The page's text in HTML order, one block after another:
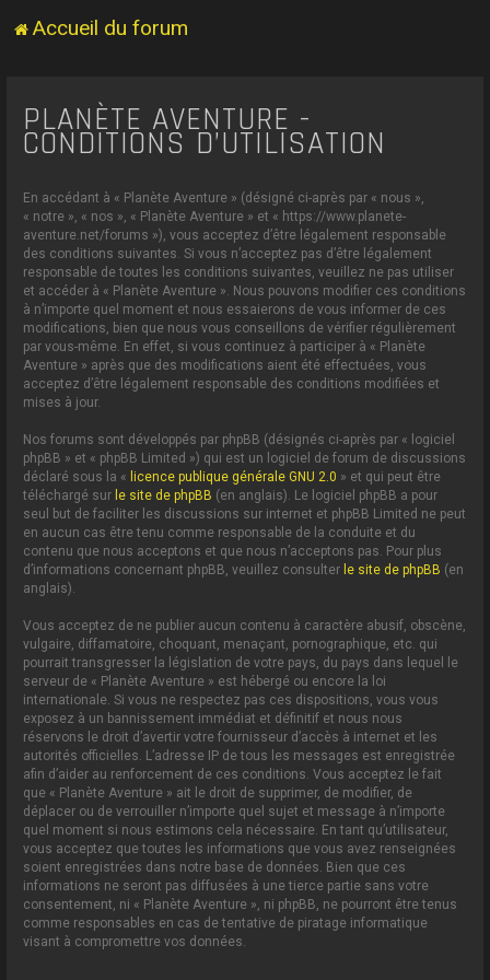
Accueil du forum
PLANÈTE AVENTURE -
CONDITIONS D’UTILISATION
En accédant à « Planète Aventure » (désigné ci-après par « nous »,
« notre », « nos », « Planète Aventure » et « https://www.planete-
aventure.net/forums »), vous acceptez d’être légalement responsable
des conditions suivantes. Si vous n’acceptez pas d’être légalement
responsable de toutes les conditions suivantes, veuillez ne pas utiliser
et accéder à « Planète Aventure ». Nous pouvons modifier ces conditions
à n’importe quel moment et nous essaierons de vous informer de ces
modifications, bien que nous vous conseillons de vérifier régulièrement
par vous-même. En effet, si vous continuez à participer à « Planète
Aventure » après que des modifications aient été effectuées, vous
acceptez d’être légalement responsable des conditions modifiées et
mises à jour.
Nos forums sont développés par phpBB (désignés ci-après par « logiciel
phpBB » et « phpBB Limited ») qui est un logiciel de forum de discussions
déclaré sous la « licence publique générale GNU 2.0 » et qui peut être
téléchargé sur le site de phpBB (en anglais). Le logiciel phpBB a pour
seul but de faciliter les discussions sur internet et phpBB Limited ne peut
en aucun cas être tenu comme responsable de la conduite et du
contenu que nous acceptons et que nous n’acceptons pas. Pour plus
d’informations concernant phpBB, veuillez consulter le site de phpBB (en
anglais).
Vous acceptez de ne publier aucun contenu à caractère abusif, obscène,
vulgaire, diffamatoire, choquant, menaçant, pornographique, etc. qui
pourrait transgresser la législation de votre pays, du pays dans lequel le
serveur de « Planète Aventure » est hébergé ou encore la loi
internationale. Si vous ne respectez pas ces dispositions, vous vous
exposez à un bannissement immédiat et définitif et nous nous
réservons le droit d’avertir votre fournisseur d’accès à internet et les
autorités officielles. L’adresse IP de tous les messages est enregistrée
afin d’aider au renforcement de ces conditions. Vous acceptez le fait
que « Planète Aventure » ait le droit de supprimer, de modifier, de
déplacer ou de verrouiller n’importe quel sujet et message à n’importe
quel moment si nous estimons cela nécessaire. En tant qu’utilisateur,
vous acceptez que toutes les informations que vous avez renseignées
soient enregistrées dans notre base de données. Bien que ces
informations ne seront pas diffusées à une tierce partie sans votre
consentement, ni « Planète Aventure », ni phpBB, ne pourront être tenus
comme responsables en cas de tentative de piratage informatique
visant à compromettre vos données.